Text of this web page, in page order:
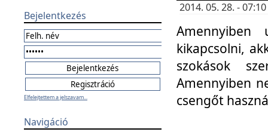
Bejelentkezés
Elfelejtettem a jelszavam...
Navigáció
2014. 05. 28. -
kikapcsolni,
szokások
Amennyiben
csengőt